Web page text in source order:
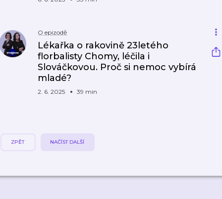
O epizodě
Lékařka o rakovině 23letého
florbalisty Chomy, léčila i
Slováčkovou. Proč si nemoc vybírá
mladé?
2. 6. 2025 39 min
ZPĚT NAČÍST DALŠÍ